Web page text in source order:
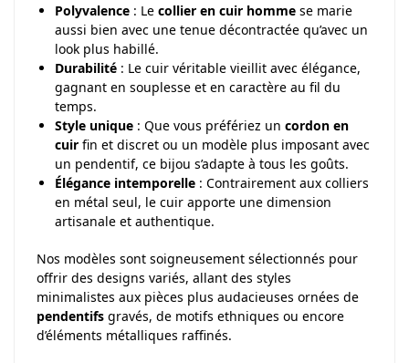
Polyvalence : Le collier en cuir homme se marie
aussi bien avec une tenue décontractée qu’avec un
look plus habillé.
Durabilité : Le cuir véritable vieillit avec élégance,
gagnant en souplesse et en caractère au fil du
temps.
Style unique : Que vous préfériez un cordon en
cuir fin et discret ou un modèle plus imposant avec
un pendentif, ce bijou s’adapte à tous les goûts.
Élégance intemporelle : Contrairement aux colliers
en métal seul, le cuir apporte une dimension
artisanale et authentique.
Nos modèles sont soigneusement sélectionnés pour
offrir des designs variés, allant des styles
minimalistes aux pièces plus audacieuses ornées de
pendentifs gravés, de motifs ethniques ou encore
d’éléments métalliques raffinés.